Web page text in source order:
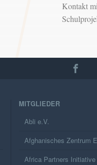
Kontakt
MITGLIEDER
Abli e.V.
Afghanisches Zentrum
Africa Partners Initiative